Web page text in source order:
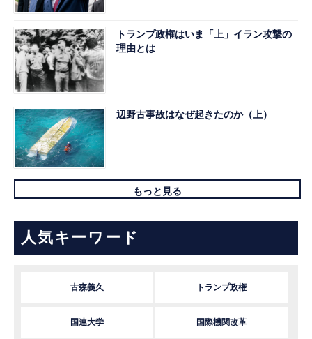
トランプ政権はいま「上」イラン攻撃の
理由とは
辺野古事故はなぜ起きたのか（上）
もっと見る
人気キーワード
古森義久 トランプ政権
国連大学 国際機関改革